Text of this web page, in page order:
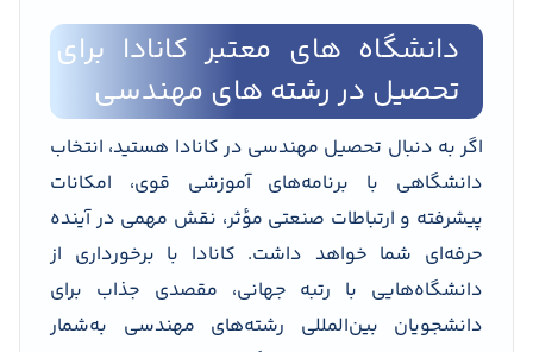
دانشگاه‌ های معتبر کانادا برای
تحصیل در رشته های مهندسی
اگر به دنبال تحصیل مهندسی در کانادا هستید، انتخاب
دانشگاهی با برنامه‌های آموزشی قوی، امکانات
پیشرفته و ارتباطات صنعتی مؤثر، نقش مهمی در آینده
حرفه‌ای شما خواهد داشت. کانادا با برخورداری از
دانشگاه‌هایی با رتبه جهانی، مقصدی جذاب برای
دانشجویان بین‌المللی رشته‌های مهندسی به‌شمار